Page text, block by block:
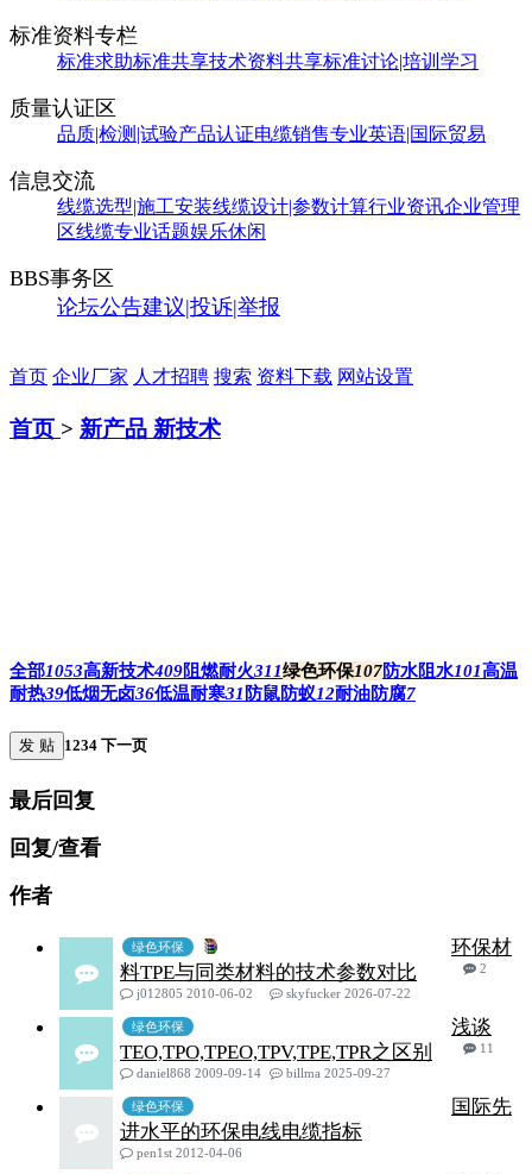
标准资料专栏
标准求助标准共享技术资料共享标准讨论|培训学习
质量认证区
品质|检测|试验产品认证电缆销售专业英语|国际贸易
信息交流
线缆选型|施工安装线缆设计|参数计算行业资讯企业管理
区线缆专业话题娱乐休闲
BBS事务区
论坛公告建议|投诉|举报
首页 企业厂家 人才招聘 搜索 资料下载 网站设置
首页 > 新产品 新技术
全部1053高新技术409阻燃耐火311绿色环保107防水阻水101高温
耐热39低烟无卤36低温耐寒31 防鼠防蚁12耐油防腐7
发 贴 1234 下一页
最后回复
回复/查看
作者
绿色环保
环保材
料TPE与同类材料的技术参数对比
2
j012805 2010-06-02
skyfucker 2026-07-22
绿色环保
浅谈
TEO,TPO,TPEO,TPV,TPE,TPR之区别
11
daniel868 2009-09-14
billma 2025-09-27
绿色环保
国际先
进水平的环保电线电缆指标
pen1st 2012-04-06